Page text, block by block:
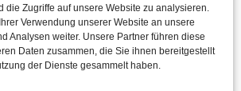
Zugriffe auf unsere Website zu analysieren.
Verwendung unserer Website an unsere
Analysen weiter. Unsere Partner führen diese
Daten zusammen, die Sie ihnen bereitgestellt
der Dienste gesammelt haben.